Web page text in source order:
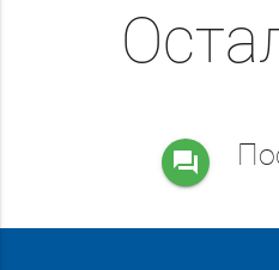
question_answer